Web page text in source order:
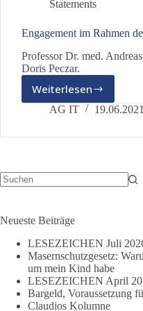
Statements
Engagement im Rahmen
Professor Dr. med.
Doris Peczar.
WeiterlesenEngagement
im
der
AG IT 19.06.2021
Neueste Beiträge
LESEZEICHEN Juli
Masernschutzgesetz:
um mein Kind habe
LESEZEICHEN April
Bargeld, Voraussetzung
Claudios Kolumne